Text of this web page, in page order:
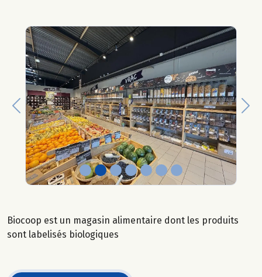
Previous
Biocoop est un magasin alimentaire dont les produits
sont labelisés biologiques